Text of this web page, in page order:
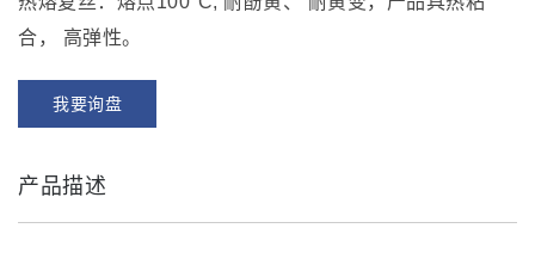
合， 高弹性。
我要询盘
产品描述